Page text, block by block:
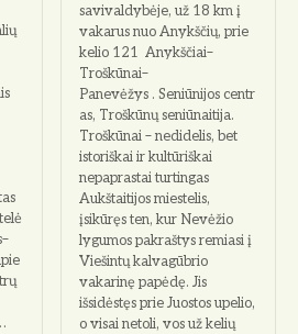
savivaldybėje, už 18 km į
vakarus nuo Anykščių, prie
kelio 121 Anykščiai–
Troškūnai–
Panevėžys . Seniūnijos centr
as, Troškūnų seniūnaitija.
Troškūnai – nedidelis, bet
istoriškai ir kultūriškai
nepaprastai turtingas
Aukštaitijos miestelis,
įsikūręs ten, kur Nevėžio
lygumos pakraštys remiasi į
Viešintų kalvagūbrio
vakarinę papėdę. Jis
išsidėstęs prie Juostos upelio,
o visai netoli, vos už kelių